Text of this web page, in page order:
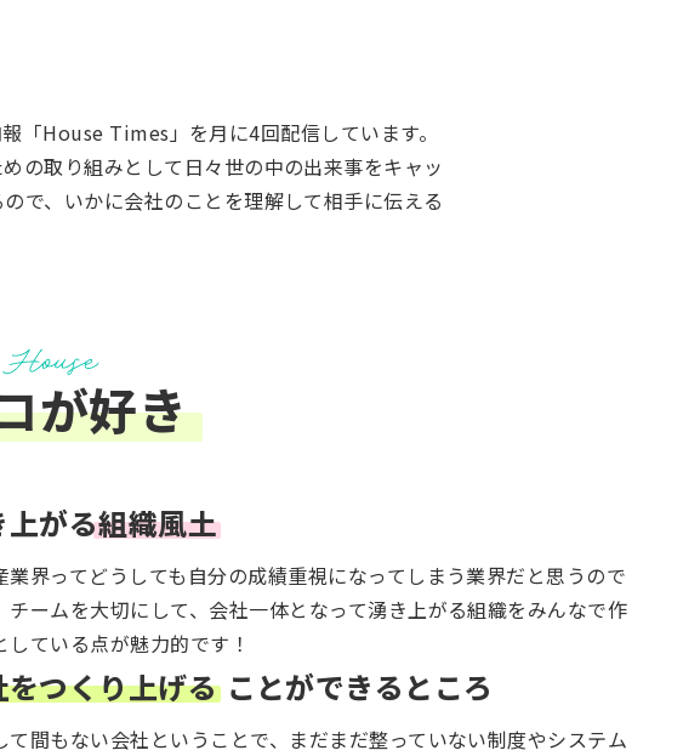
「House Times」を月に4回配信しています。
の取り組みとして日々世の中の出来事をキャッ
で、いかに会社のことを理解して相手に伝える
が好き
上がる組織風土
業界ってどうしても自分の成績重視になってしまう業界だと思うので
チームを大切にして、会社一体となって湧き上がる組織をみんなで作
している点が魅力的です！
をつくり上げる ことができるところ
て間もない会社ということで、まだまだ整っていない制度やシステム